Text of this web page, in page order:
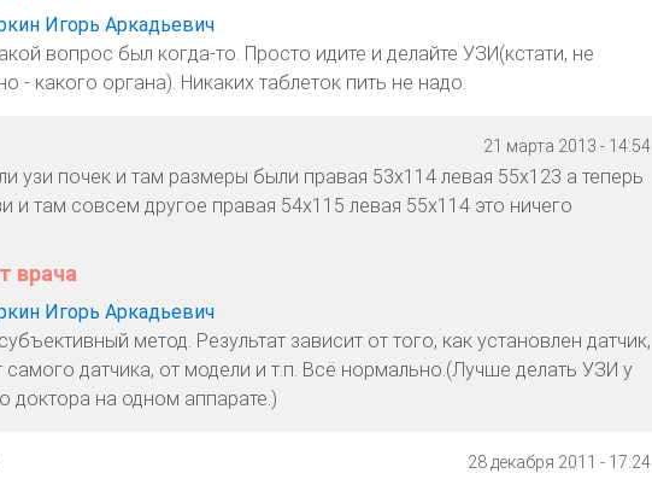
Игорь Аркадьевич
вопрос был когда-то. Просто идите и делайте УЗИ(кстати, не
- какого органа). Никаких таблеток пить не надо.
21 марта 2013 - 14:54
узи почек и там размеры были правая 53х114 левая 55х123 а теперь
и там совсем другое правая 54х115 левая 55х114 это ничего
врача
Игорь Аркадьевич
метод. Результат зависит от того, как установлен датчик,
самого датчика, от модели и т.п. Всё нормально.(Лучше делать УЗИ у
доктора на одном аппарате.)
28 декабря 2011 - 17:24